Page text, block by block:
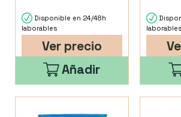
Disponible en 24/48h
laborables
Ver precio
Añadir
laborables